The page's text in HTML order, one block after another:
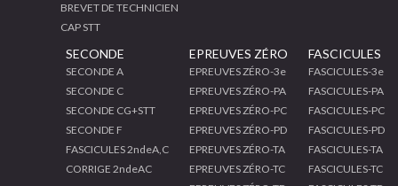
BREVET DE TECHNICIEN
CAP STT
SECONDE
SECONDE A
SECONDE C
SECONDE CG+STT
SECONDE F
FASCICULES 2ndeA,C
CORRIGE 2ndeAC
EPREUVES ZÉRO
EPREUVES ZÉRO-3e
EPREUVES ZÉRO-PA
EPREUVES ZÉRO-PC
EPREUVES ZÉRO-PD
EPREUVES ZÉRO-TA
EPREUVES ZÉRO-TC
FASCICULES
FASCICULES-3e
FASCICULES-PA
FASCICULES-PC
FASCICULES-PD
FASCICULES-TA
FASCICULES-TC